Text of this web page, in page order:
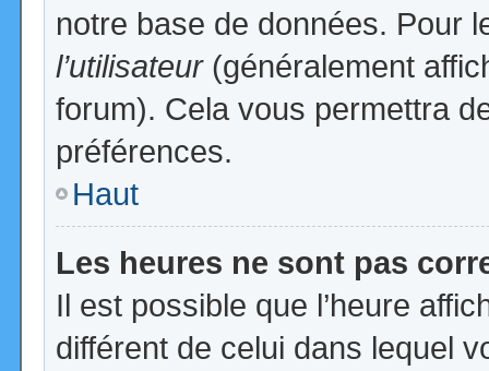
notre base de données. Pour
l’utilisateur(généralement
forum). Cela vous permettra
préférences.
Haut
Les heures ne sont pas
Il est possible que l’heure
différent de celui dans lequel